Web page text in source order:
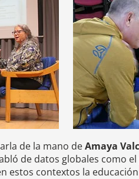
de la mano deAmaya
de datos globales como
contextos la